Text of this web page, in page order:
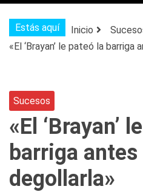
Estás aquí Inicio
«El ‘Brayan’ le pateó la barriga
Sucesos
«El ‘Brayan’
barriga antes
degollarla»